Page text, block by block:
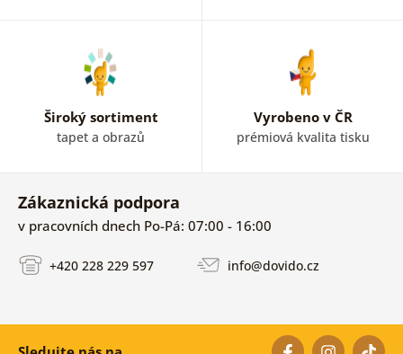
Široký sortiment
tapet a obrazů
Vyrobeno v ČR
prémiová kvalita tisku
Zákaznická podpora
v pracovních dnech Po-Pá: 07:00 - 16:00
+420 228 229 597 info@dovido.cz